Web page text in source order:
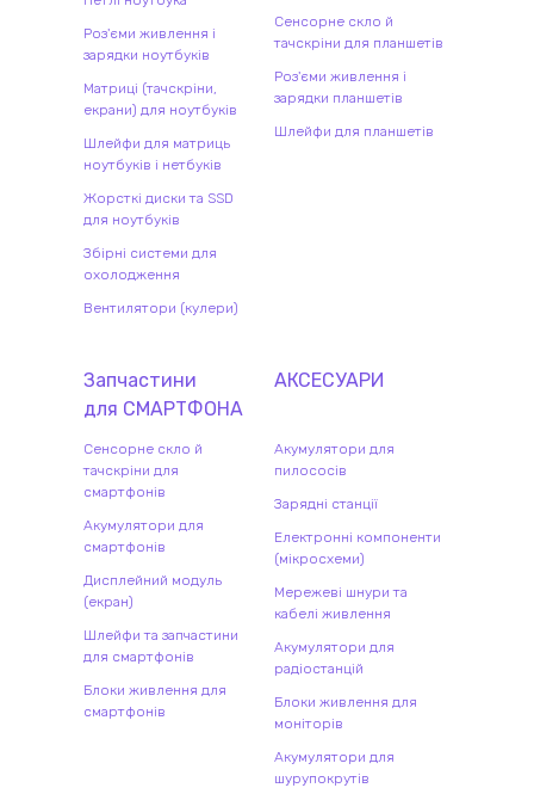
Роз'єми живлення і
зарядки ноутбуків
Матриці (тачскріни,
екрани) для ноутбуків
Шлейфи для матриць
ноутбуків і нетбуків
Жорсткі диски та SSD
для ноутбуків
Збірні системи для
охолодження
Вентилятори (кулери)
Сенсорне скло й
тачскріни для планшетів
Роз'єми живлення і
зарядки планшетів
Шлейфи для планшетів
Запчастини
для СМАРТФОНА
Сенсорне скло й
тачскріни для
смартфонів
Акумулятори для
смартфонів
Дисплейний модуль
(екран)
Шлейфи та запчастини
для смартфонів
Блоки живлення для
смартфонів
АКСЕСУАРИ
Акумулятори для
пилососів
Зарядні станції
Електронні компоненти
(мікросхеми)
Мережеві шнури та
кабелі живлення
Акумулятори для
радіостанцій
Блоки живлення для
моніторів
Акумулятори для
шурупокрутів